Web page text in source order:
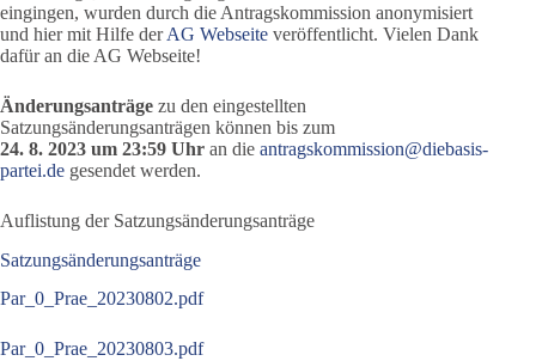
eingingen, wurden durch die Antragskommission anonymisiert
und hier mit Hilfe derAG Webseite veröffentlicht. Vielen Dank
dafür an die AG Webseite!
Änderungsanträge zu den eingestellten
Satzungsänderungsanträgen können bis zum
24. 8. 2023 um 23:59 Uhr an die antragskommission@diebasis-
partei.de gesendet werden.
Auflistung der Satzungsänderungsanträge
Satzungsänderungsanträge
Par_0_Prae_20230802.pdf
Par_0_Prae_20230803.pdf